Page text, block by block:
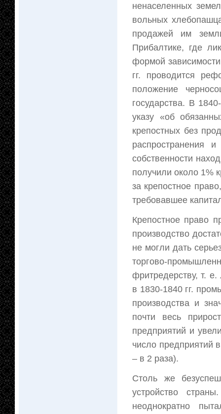
ненаселенных
вольных
продажей им
Прибалтике, где
формой
гг. проводится
положение
государства. В
указу «об
крепостных без
распространения
собственности
получили около 1%
за крепостное
требовавшее
Крепостное право
производство
не могли дать
торгово-
фритредерству, т.
в 1830-1840 гг.
производства и
почти весь
предприятий и
число предприятий
– в 2 раза).
Столь же
устройство
неоднократно